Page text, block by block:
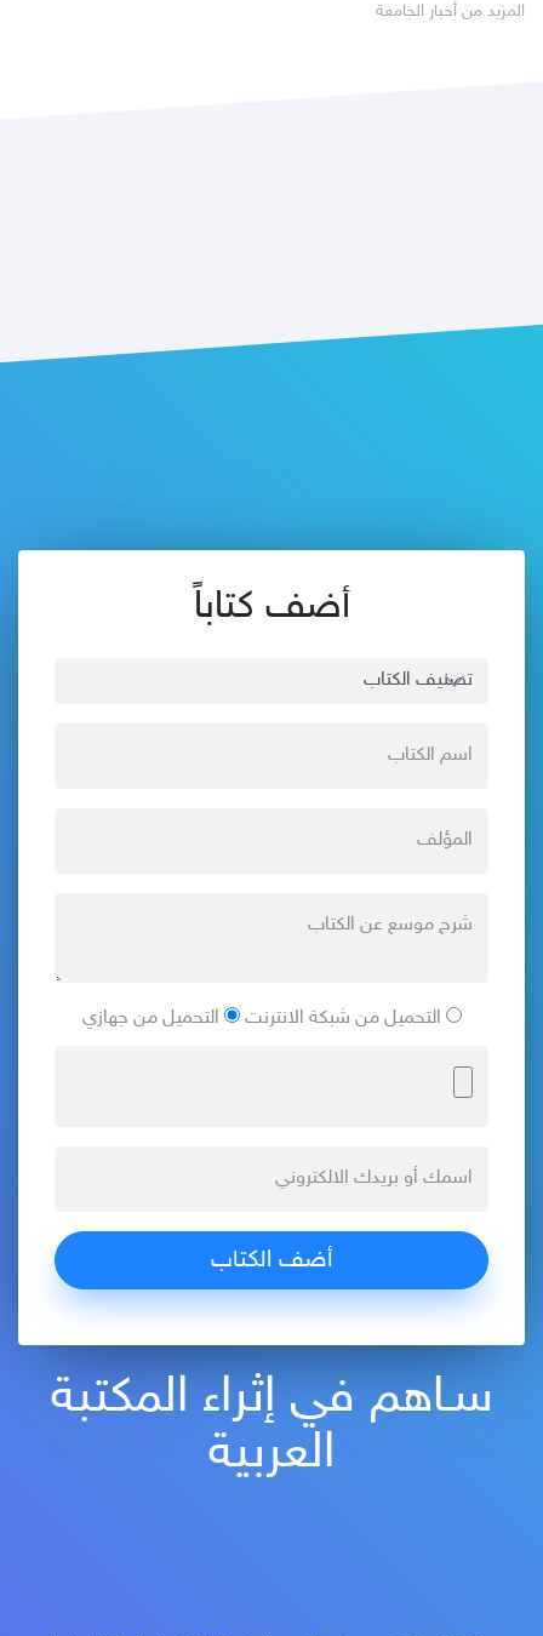
المزيد من أخبار الجامعة
أضف كتاباً
التحميل من شبكة الانترنت التحميل من جهازي
سـاهم في إثراء المكتبة
العربية